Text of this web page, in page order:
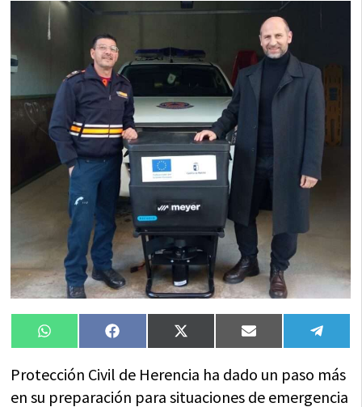
Compartir
en
WhatsAppCompartir
en
FacebookCompartir
en
X
(Twitter)
Compartir
en
Email
en
Protección Civil de Herencia ha dado un paso más
en su preparación para situaciones de emergencia